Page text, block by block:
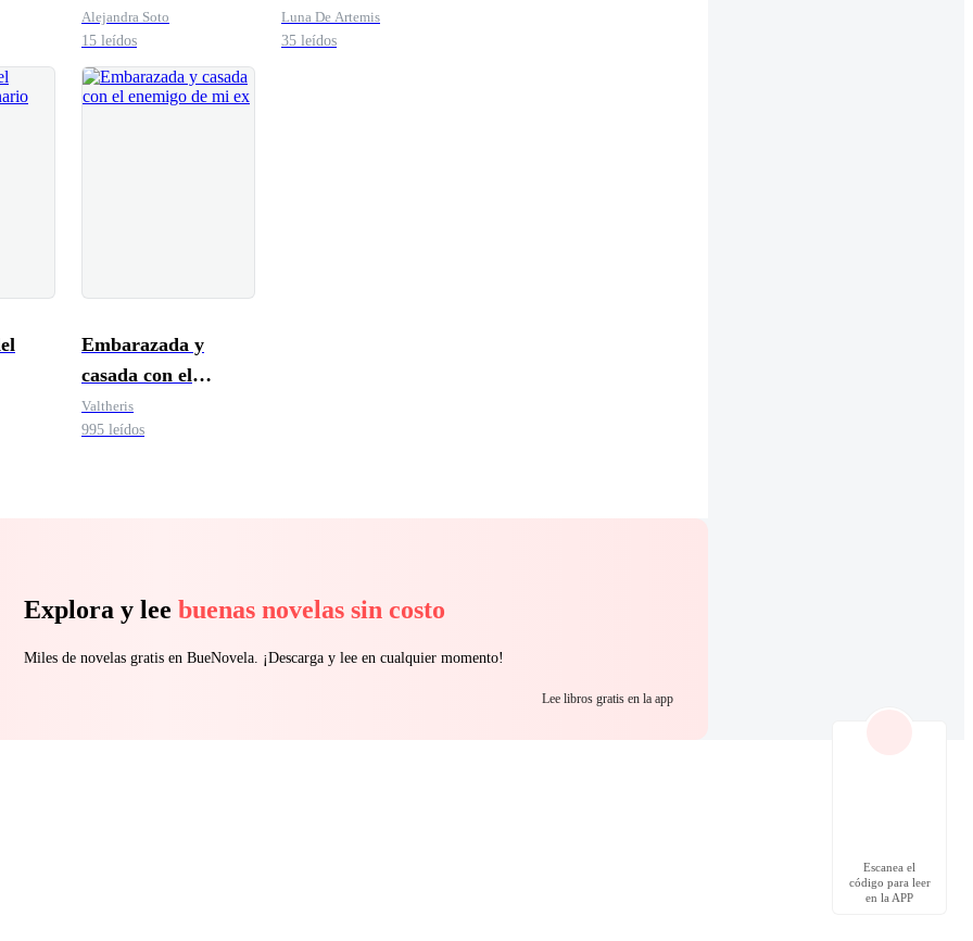
Alejandra Soto
15 leídos
Luna De Artemis
35 leídos
Embarazada y
casada con el
enemigo de mi ex
Valtheris
995 leídos
Explora y lee buenas novelas sin costo
Miles de novelas gratis en BueNovela. ¡Descarga y lee en cualquier momento!
Lee libros gratis en la app
Escanea el
código para leer
en la APP